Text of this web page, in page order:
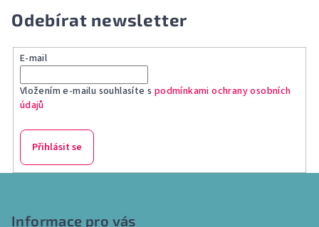
Odebírat newsletter
E-mail
Vložením e-mailu souhlasíte s podmínkami ochrany osobních
údajů
Přihlásit se
Informace pro vás